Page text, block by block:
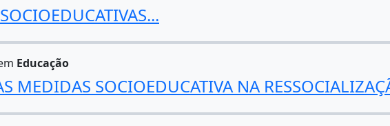
Educação
MEDIDAS SOCIOEDUCATIVA NA